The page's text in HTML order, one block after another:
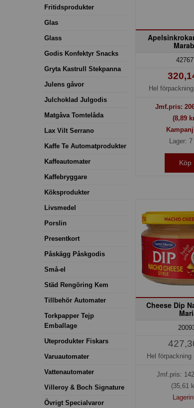
Fritidsprodukter
Glas
Glass
Godis Konfektyr Snacks
Gryta Kastrull Stekpanna
Julens gåvor
Julchoklad Julgodis
Matgåva Tomtelåda
Lax Vilt Serrano
Kaffe Te Automatprodukter
Kaffeautomater
Kaffebryggare
Köksprodukter
Livsmedel
Porslin
Presentkort
Påskägg Påskgodis
Små-el
Städ Rengöring Kem
Tillbehör Automater
Torkpapper Tejp
Emballage
Uteprodukter Fiskars
Varuautomater
Vattenautomater
Villeroy & Boch Signature
Övrigt Specialvaror
Hel
Jmf.pris:
(8,89
Lager: 7
Köp
Cheese Dip
Hel förpackning
Jmf.pris:
(35,61